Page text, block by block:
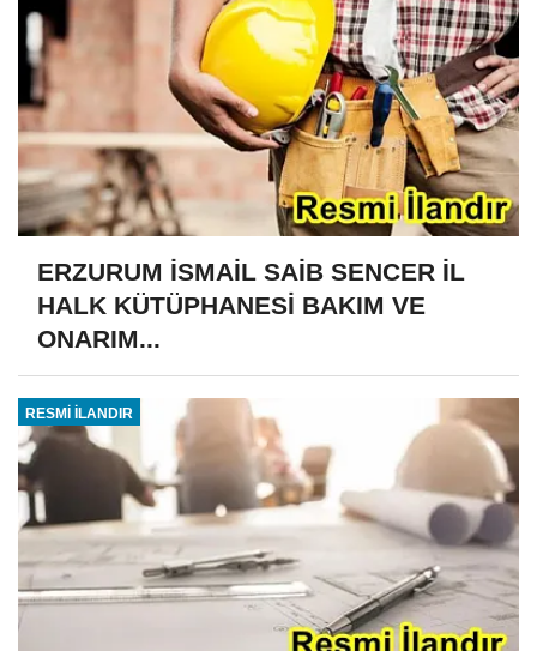
ERZURUM İSMAİL SAİB SENCER İL
HALK KÜTÜPHANESİ BAKIM VE
ONARIM...
RESMİ İLANDIR